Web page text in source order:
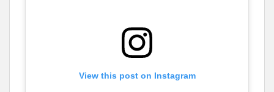
View this post on Instagram